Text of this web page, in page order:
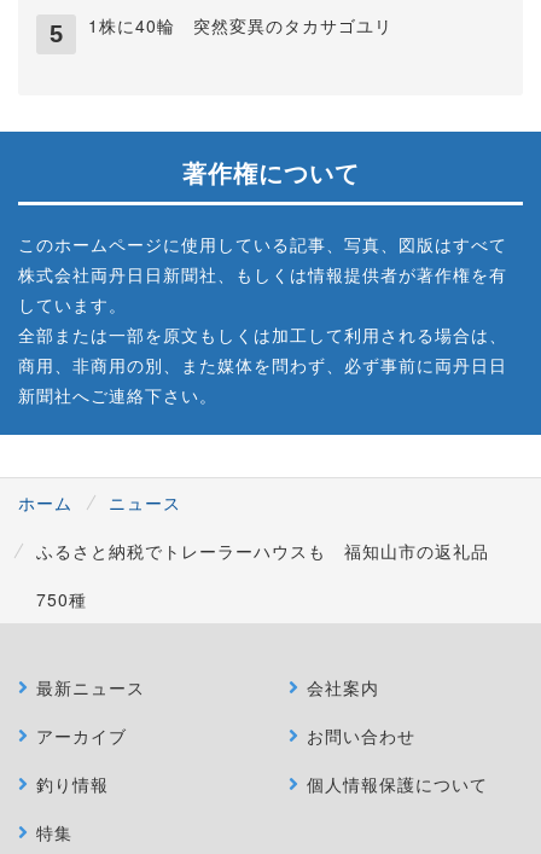
1株に40輪 突然変異のタカサゴユリ
著作権について
このホームページに使用している記事、写真、図版はすべて
株式会社両丹日日新聞社、もしくは情報提供者が著作権を有
しています。
全部または一部を原文もしくは加工して利用される場合は、
商用、非商用の別、また媒体を問わず、必ず事前に両丹日日
新聞社へご連絡下さい。
ホーム
ニュース
ふるさと納税でトレーラーハウスも 福知山市の返礼品
750種
最新ニュース
アーカイブ
釣り情報
特集
会社案内
お問い合わせ
個人情報保護について